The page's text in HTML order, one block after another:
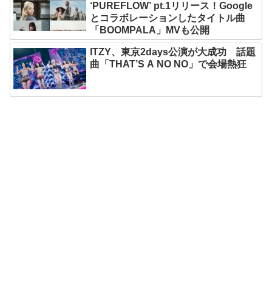
‘PUREFLOW’ pt.1リリース！Google
とコラボレーションしたタイトル曲
「BOOMPALA」MVも公開
ITZY、東京2days公演が大成功 話題
曲「THAT’S A NO NO」で会場熱狂